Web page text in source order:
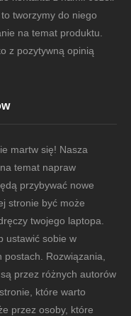
tworzymy do niego
na temat produktu.
z pozytywną opinią
martw się! Nasza
temat napraw
przybywać nowe
stronie być może
twojego laptopa.
ustawić sobie w
Rozwiązania,
przez różnych autorów
które warto
przez osoby, które